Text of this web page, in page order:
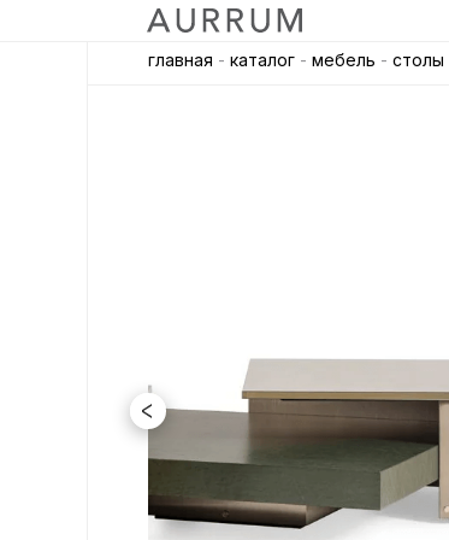
главная - каталог - мебель - столы